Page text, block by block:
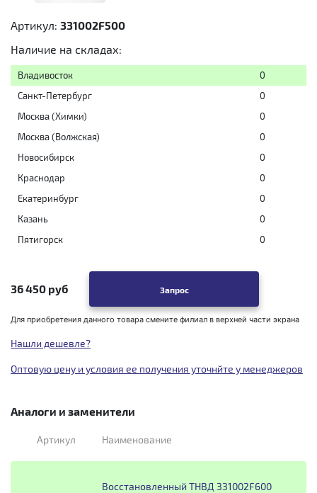
Артикул: 331002F500
Наличие на складах:
Владивосток
0
Санкт-Петербург
0
Москва (Химки)
0
Москва (Волжская)
0
Новосибирск
0
Краснодар
0
Екатеринбург
0
Казань
0
Пятигорск
0
36 450 руб Запрос
Для приобретения данного товара смените филиал в верхней части экрана
Нашли дешевле?
Оптовую цену и условия ее получения уточнйте у менеджеров
Аналоги и заменители
Артикул Наименование
Восстановленный ТНВД 331002F600